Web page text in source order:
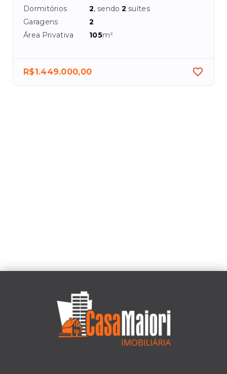
Dormitórios 2, sendo2 suítes
Garagens
2
Área Privativa
105m²
R$1.449.000,00